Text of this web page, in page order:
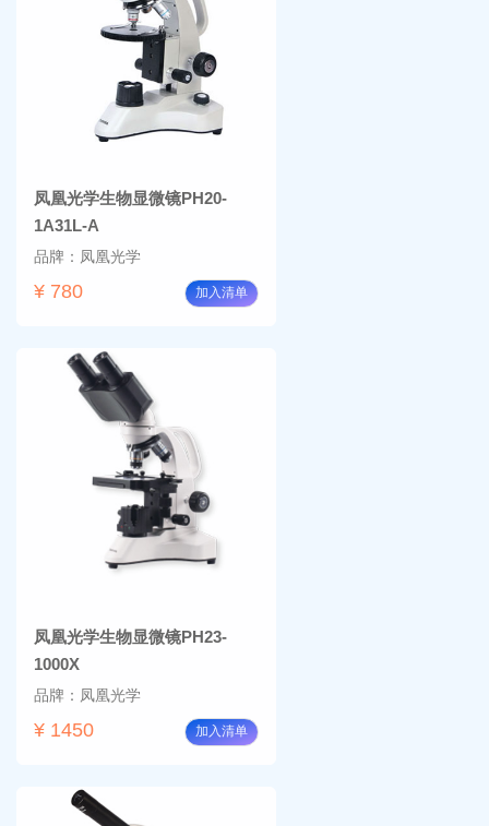
凤凰光学生物显微镜PH20-
1A31L-A
品牌：凤凰光学
¥ 780 加入清单
凤凰光学生物显微镜PH23-
1000X
品牌：凤凰光学
¥ 1450 加入清单